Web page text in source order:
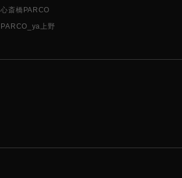
心斎橋PARCO
PARCO_ya上野